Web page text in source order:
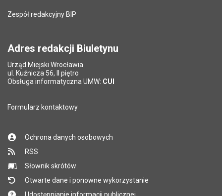
Zespół redakcyjny BIP
Adres redakcji Biuletynu
Urząd Miejski Wrocławia
ul. Kuźnicza 56, II piętro
Obsługa informatyczna UMW: CUI
Formularz kontaktowy
Ochrona danych osobowych
RSS
Słownik skrótów
Otwarte dane i ponowne wykorzystanie